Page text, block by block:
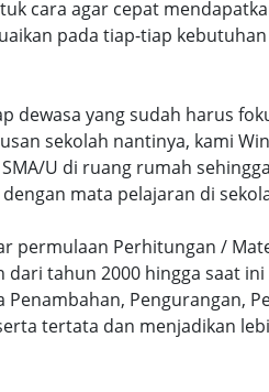
cara agar cepat
pada tiap-tiap
dewasa yang sudah harus
sekolah nantinya, kami
U di ruang rumah
mata pelajaran di
permulaan Perhitungan /
tahun 2000 hingga saat
Pengurangan,
tertata dan menjadikan